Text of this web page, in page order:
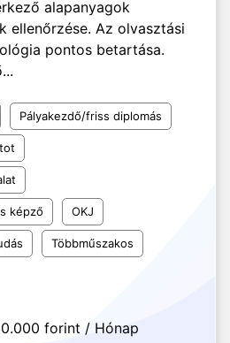
alapanyagok
ellenőrzése. Az olvasztási
pontos betartása.
Pályakezdő/friss diplomás
képző OKJ
Többműszakos
forint / Hónap